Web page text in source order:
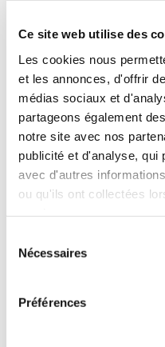
Ce site web utilise des
Les cookies nous
et les annonces, d'offrir
médias sociaux et
partageons également
notre site avec nos
publicité et d'analyse, qui
avec d'autres
ou qu'ils ont collectées
Mentions légales
Nécessaires
Préférences